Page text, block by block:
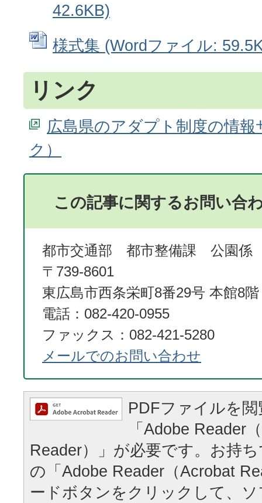
42.6KB)
様式集 (Wordファイル:
リンク
広島県のアダプト制度の情報
この記事に関するお問い合
都市交通部 都市整備課 公園係
〒739-8601
東広島市西条栄町8番29号 本館8階
電話：082-420-0955
ファックス：082-421-5280
メールでのお問い合わせ
PDFファイルを
「Adobe Reader
Reader）」が必要です。お持
の「Adobe Reader（Acrobat
ードボタンをクリックして、